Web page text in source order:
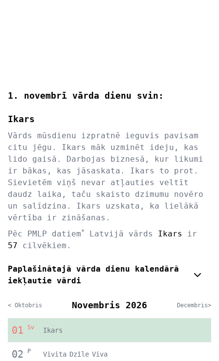
1. novembrī vārda dienu svin:
Ikars
Vārds mūsdienu izpratnē ieguvis pavisam
citu jēgu. Ikars māk uzminēt ideju, kas
lido gaisā. Darbojas biznesā, kur likumi
ir bākas, kas jāsaskata. Ikars to prot.
Sievietēm viņš nevar atļauties veltīt
daudz laika, taču skaisto dzimumu novēro
un salīdzina. Ikars uzskata, ka lielākā
vērtība ir zināšanas.
Pēc PMLP datiem* Latvijā vārds Ikars
ir
57 cilvēkiem.
Paplašinātajā vārda dienu kalendārā
iekļautie vārdi
< Oktobris Novembris 2026 Decembris>
01 Sv Ikars
02 P Vivita Dzīle Viva